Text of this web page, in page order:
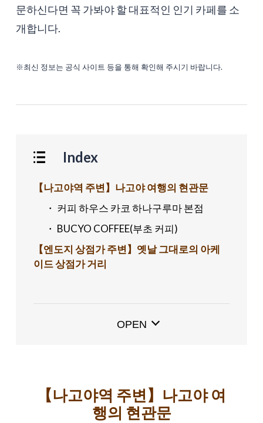
문하신다면 꼭 가봐야 할 대표적인 인기 카페를 소
개합니다.
※최신 정보는 공식 사이트 등을 통해 확인해 주시기 바랍니다.
Index
【나고야역 주변】나고야 여행의 현관문
・ 커피 하우스 카코 하나구루마 본점
・ BUCYO COFFEE(부초 커피)
【엔도지 상점가 주변】옛날 그대로의 아케
이드 상점가 거리
・ 카페 마쓰바
【시케미치】옛날 그대로의 거리 풍경을 남
느낄 수 있는 동네
・ 카페 쓰즈키
OPEN
【나고야역 주변】나고야 여
행의 현관문